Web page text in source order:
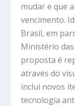
mudar e que
vencimento.
Brasil, em
Ministério
proposta é
através do
inclui novos
tecnologia